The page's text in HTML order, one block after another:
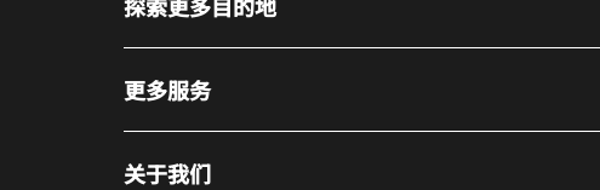
更多服务
关于我们